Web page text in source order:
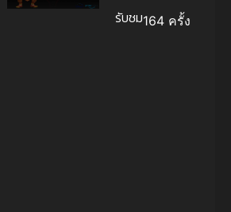
รับชม164 ครั้ง